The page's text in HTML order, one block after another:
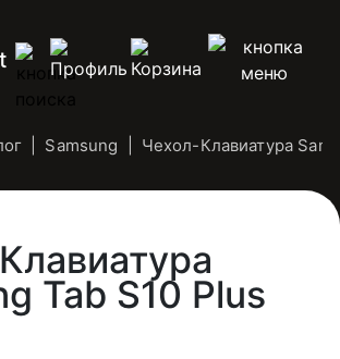
Samsung Чехол-Клавиатура
Tab S10 Plus